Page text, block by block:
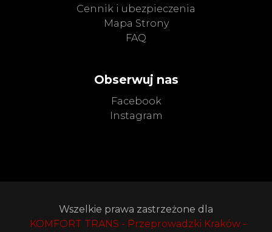
Cennik i ubezpieczenia
Mapa Strony
FAQ
Obserwuj nas
Facebook
Instagram
Wszelkie prawa zastrzeżone dla
KOMFORT TRANS - Przeprowadzki Kraków -